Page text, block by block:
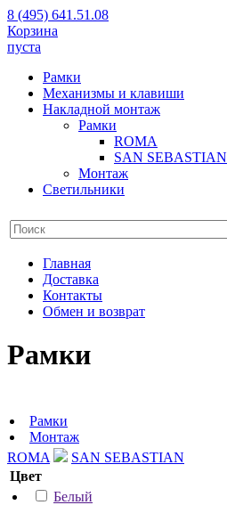
8 (495) 641.51.08
Корзина
пуста
Рамки
Механизмы и клавиши
Накладной монтаж
Рамки
ROMA
SAN SEBASTIAN
Монтаж
Светильники
Главная
Доставка
Контакты
Обмен и возврат
Рамки
Рамки
Монтаж
ROMA
SAN SEBASTIAN
Цвет
Белый